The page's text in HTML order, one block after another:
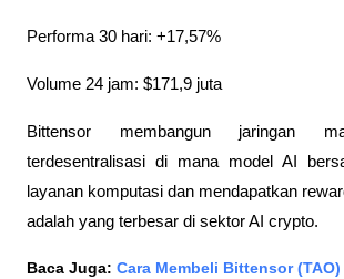
Performa 30 hari: +17,57%
Volume 24 jam: $171,9 juta
Bittensor membangun jaringan
terdesentralisasi di mana model AI
layanan komputasi dan mendapatkan
adalah yang terbesar di sektor AI crypto.
Baca Juga: Cara Membeli Bittensor (TAO)